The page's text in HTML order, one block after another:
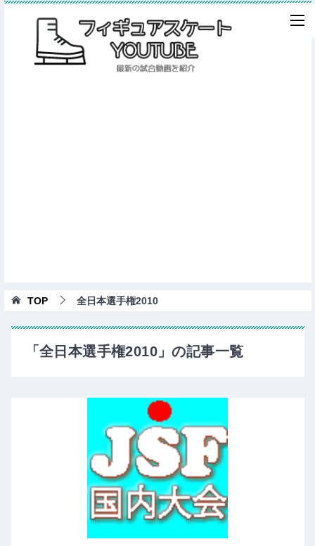
TOP 全日本選手権2010
「全日本選手権2010」の記事一覧